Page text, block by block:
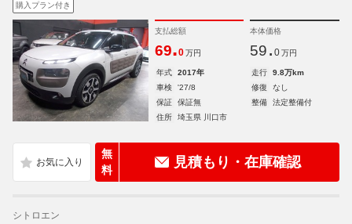
購入プラン付き
支払総額
69.0 万円
本体価格
59. 0 万円
年式 2017年 走行
9.8万km
車検
'27/8 修復
なし
保証
保証無 整備
法定整備付
住所
埼玉県 川口市
無
料
見積もり・在庫確認
シトロエン